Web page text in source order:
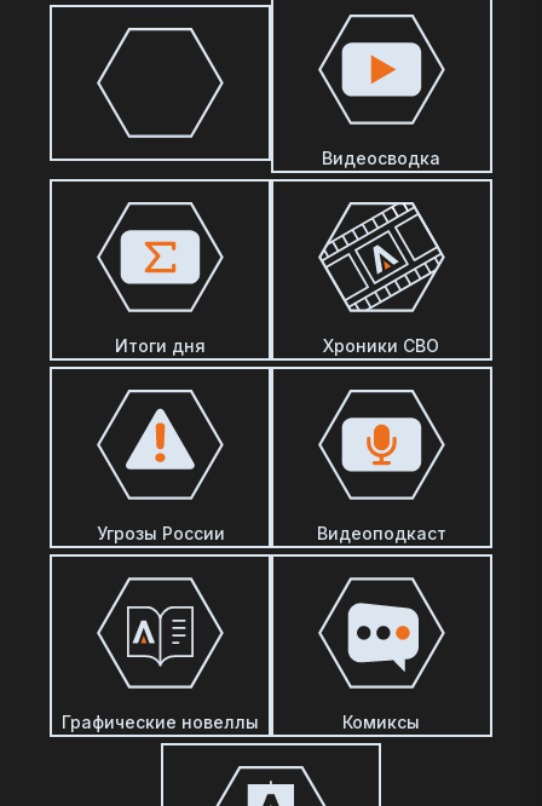
Видеосводка
Итоги дня Хроники СВО
Угрозы России Видеоподкаст
Графические новеллы Комиксы